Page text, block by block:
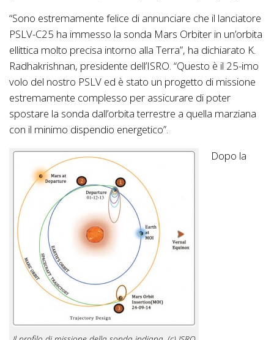
“Sono estremamente felice di annunciare che il lanciatore
PSLV-C25 ha immesso la sonda Mars Orbiter in un’orbita
ellittica molto precisa intorno alla Terra”, ha dichiarato K.
Radhakrishnan, presidente dell’ISRO. “Questo è il 25-imo
volo del nostro PSLV ed è stato un progetto di missione
estremamente complesso per assicurare di poter
spostare la sonda dall’orbita terrestre a quella marziana
con il minimo dispendio energetico”.
Dopo la